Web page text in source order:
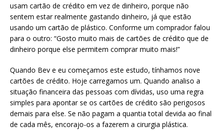
usam cartão de crédito em vez de dinheiro, porque não
sentem estar realmente gastando dinheiro, já que estão
usando um cartão de plástico. Conforme um comprador falou
para o outro: “Gosto muito mais de cartões de crédito que de
dinheiro porque else permitem comprar muito mais!”
Quando Bev e eu começamos este estudo, tínhamos nove
cartões de crédito. Hoje carregamos um. Quando analiso a
situação financeira das pessoas com dívidas, uso uma regra
simples para apontar se os cartões de crédito são perigosos
demais para else. Se não pagam a quantia total devida ao final
de cada mês, encorajo-os a fazerem a cirurgia plástica.